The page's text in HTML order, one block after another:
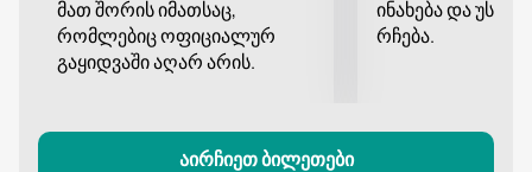
ყველაზე დასამახსოვრებელი მუსიკალური
მოვლენა.
მათ შორის იმათსაც,
რომლებიც ოფიციალურ
გაყიდვაში აღარ არის.
ინახება და
რჩება.
აირჩიეთ ბილეთები